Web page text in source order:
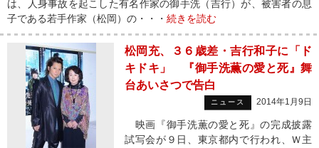
は、人身事故を起こした有名作家の御手洗（吉行）が、被害者の息
子である若手作家（松岡）の・・・ 続きを読む
松岡充、３６歳差・吉行和子に「ド
キドキ」 『御手洗薫の愛と死』舞
台あいさつで告白
ニュース 2014年1月9日
映画『御手洗薫の愛と死』の完成披露
試写会が９日、東京都内で行われ、Ｗ主